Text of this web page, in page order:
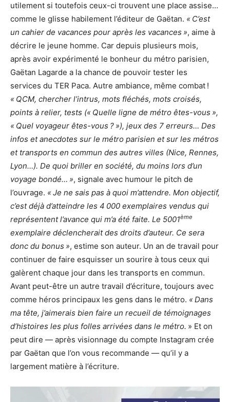
utilement si toutefois ceux-ci trouvent une place assise…
comme le glisse habilement l’éditeur de Gaëtan. « C’est
un cahier de vacances pour après les vacances », aime à
décrire le jeune homme. Car depuis plusieurs mois,
après avoir expérimenté le bonheur du métro parisien,
Gaëtan Lagarde a la chance de pouvoir tester les
services du TER Paca. Autre ambiance, même combat !
« QCM, chercher l’intrus, mots fléchés, mots croisés,
points à relier, tests (« Quelle ligne de métro êtes-vous »,
« Quel voyageur êtes-vous ? »), jeux des 7 erreurs… Des
infos et anecdotes sur le métro parisien et sur les métros
et transports en commun des autres villes (Nice, Rennes,
Lyon…). De quoi briller en société, du moins lors d’un
voyage bondé… », signale avec humour le pitch de
l’ouvrage. « Je ne sais pas à quoi m’attendre. Mon objectif,
c’est déjà d’atteindre les 4 000 exemplaires vendus qui
représentent l’avance qui m’a été faite. Le 5001ème
exemplaire déclencherait des droits d’auteur. Ce sera
donc du bonus », estime son auteur. Un an de travail pour
continuer de faire esquisser un sourire à tous ceux qui
galèrent chaque jour dans les transports en commun.
Avant peut-être un autre travail d’écriture, toujours avec
comme héros principaux les gens dans le métro. « Dans
ma tête, j’aimerais bien faire un recueil de témoignages
d’histoires les plus folles arrivées dans le métro. » Et on
peut dire — après visionnage du compte Instagram crée
par Gaëtan que l’on vous recommande — qu’il y a
largement matière à l’écriture.